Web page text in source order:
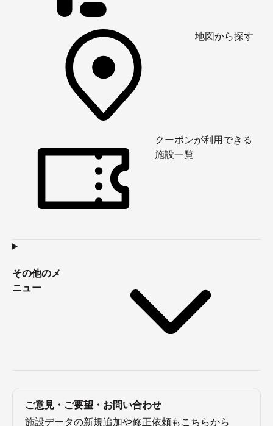
地図から探す
クーポンが利用できる
施設一覧
その他のメ
ニュー
ご意見・ご要望・お問い合わせ
施設データの新規追加や修正依頼もこちらから